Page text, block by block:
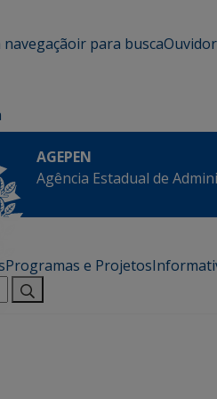
ir para busca
AGEPEN
Agência Estadual de
Programas e Projetos